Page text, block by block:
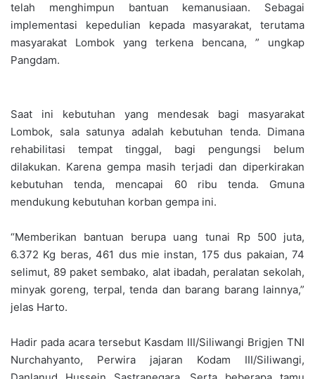
telah menghimpun bantuan kemanusiaan. Sebagai
implementasi kepedulian kepada masyarakat, terutama
masyarakat Lombok yang terkena bencana, ” ungkap
Pangdam.
Saat ini kebutuhan yang mendesak bagi masyarakat
Lombok, sala satunya adalah kebutuhan tenda. Dimana
rehabilitasi tempat tinggal, bagi pengungsi belum
dilakukan. Karena gempa masih terjadi dan diperkirakan
kebutuhan tenda, mencapai 60 ribu tenda. Gmuna
mendukung kebutuhan korban gempa ini.
“Memberikan bantuan berupa uang tunai Rp 500 juta,
6.372 Kg beras, 461 dus mie instan, 175 dus pakaian, 74
selimut, 89 paket sembako, alat ibadah, peralatan sekolah,
minyak goreng, terpal, tenda dan barang barang lainnya,”
jelas Harto.
Hadir pada acara tersebut Kasdam III/Siliwangi Brigjen TNI
Nurchahyanto, Perwira jajaran Kodam III/Siliwangi,